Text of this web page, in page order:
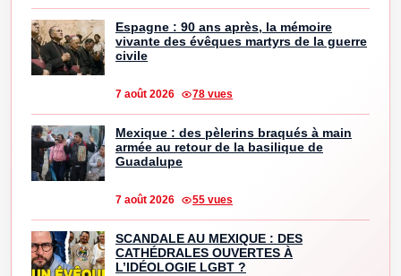
Espagne : 90 ans après, la mémoire
vivante des évêques martyrs de la guerre
civile
7 août 2026 78 vues
Mexique : des pèlerins braqués à main
armée au retour de la basilique de
Guadalupe
7 août 2026 55 vues
SCANDALE AU MEXIQUE : DES
CATHÉDRALES OUVERTES À
L’IDÉOLOGIE LGBT ?